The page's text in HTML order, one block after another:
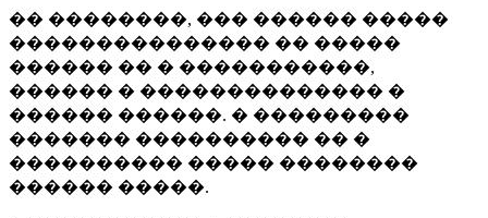
�� ��������, ��� ������ �����
��������������� �� �����
������ �� � �����������,
������ � �������������� �
������ ������. � ���������
������� ���������� �� �
���������� ����� ��������
������ �����.